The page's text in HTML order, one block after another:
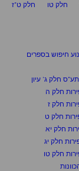
חלק טו
חלק ט"ז
חיפוש בספרים
תע"ס חלק ג' עיון
חלק ה
חלק ז
חלק ט
חלק יא
חלק יג
חלק טו